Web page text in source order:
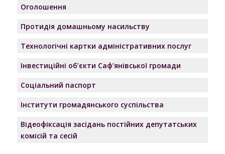
Оголошення
Протидія домашньому насильству
Технологічні картки адміністративних послуг
Інвестиційні об’єкти Саф’янівської громади
Соціальний паспорт
Інститути громадянського суспільства
Відеофіксація засідань постійних депутатських
комісій та сесій